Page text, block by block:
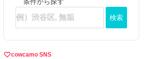
検索
cowcamo SNS